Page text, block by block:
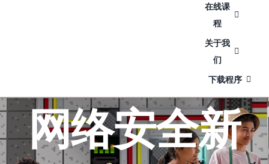
在线课
程
关于我
们
下载程序
网络安全新